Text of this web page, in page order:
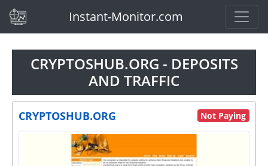
(current)Instant-Monitor.com
CRYPTOSHUB.ORG - DEPOSITS
AND TRAFFIC
CRYPTOSHUB.ORG Not Paying